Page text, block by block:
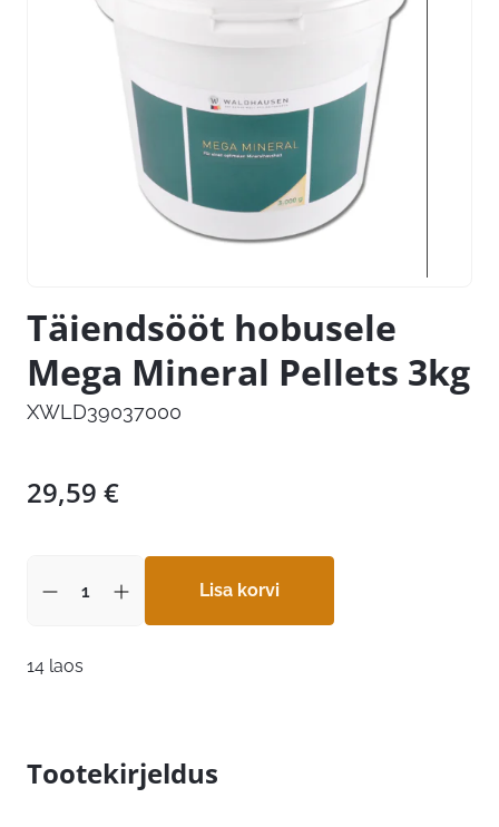
Täiendsööt hobusele
Mega Mineral Pellets 3kg
XWLD39037000
29,59 €
Lisa korvi
14 laos
Tootekirjeldus